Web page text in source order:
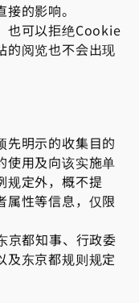
的影响。
也可以拒绝Cookie
的阅览也不会出现
先明示的收集目的
用及向该实施单
规定外，概不提
属性等信息，仅限
京都知事、行政委
及东京都规则规定